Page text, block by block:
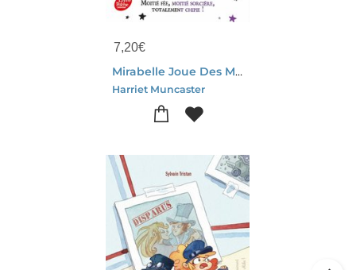
7,20€
Mirabelle Joue Des Mauvais Tours ; Moitie Sorciere, Moitie Fee, Totalement Chipie !
Harriet Muncaster